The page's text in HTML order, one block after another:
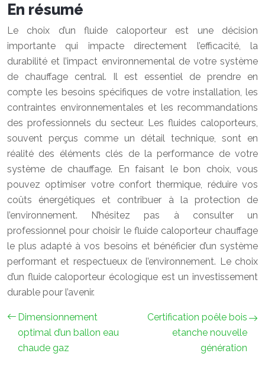
En résumé
Le choix d’un fluide caloporteur est une décision
importante qui impacte directement l’efficacité, la
durabilité et l’impact environnemental de votre système
de chauffage central. Il est essentiel de prendre en
compte les besoins spécifiques de votre installation, les
contraintes environnementales et les recommandations
des professionnels du secteur. Les fluides caloporteurs,
souvent perçus comme un détail technique, sont en
réalité des éléments clés de la performance de votre
système de chauffage. En faisant le bon choix, vous
pouvez optimiser votre confort thermique, réduire vos
coûts énergétiques et contribuer à la protection de
l’environnement. N’hésitez pas à consulter un
professionnel pour choisir le fluide caloporteur chauffage
le plus adapté à vos besoins et bénéficier d’un système
performant et respectueux de l’environnement. Le choix
d’un fluide caloporteur écologique est un investissement
durable pour l’avenir.
Dimensionnement
optimal d’un ballon eau
chaude gaz
Certification poêle bois
etanche nouvelle
génération